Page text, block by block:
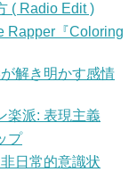
( Radio Edit )
Rapper『Coloring
解き明かす感情
楽派: 表現主義
プ
日常的意識状